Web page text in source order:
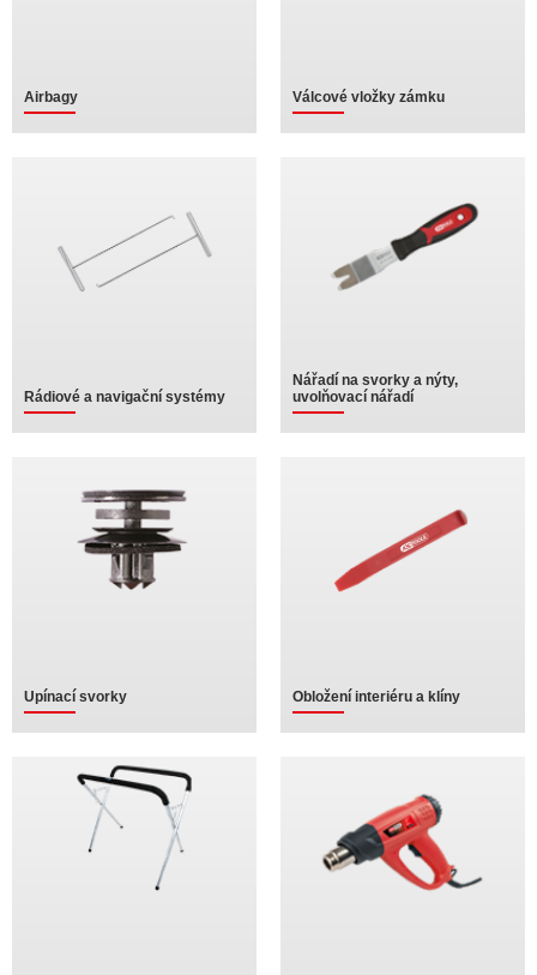
Airbagy Válcové vložky zámku
Rádiové a navigační systémy
Nářadí na svorky a nýty,
uvolňovací nářadí
Upínací svorky Obložení interiéru a klíny